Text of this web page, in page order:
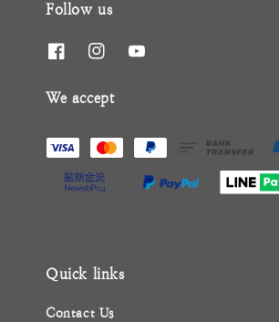
Follow us
We accept
Quick links
Contact Us